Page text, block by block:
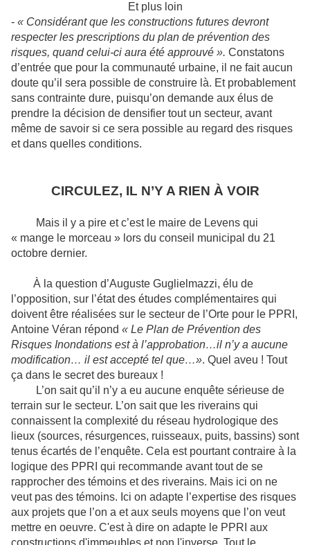
Et plus loin
- « Considérant que les constructions futures devront
respecter les prescriptions du plan de prévention des
risques, quand celui-ci aura été approuvé ». Constatons
d’entrée que pour la communauté urbaine, il ne fait aucun
doute qu’il sera possible de construire là. Et probablement
sans contrainte dure, puisqu’on demande aux élus de
prendre la décision de densifier tout un secteur, avant
même de savoir si ce sera possible au regard des risques
et dans quelles conditions.
CIRCULEZ, IL N’Y A RIEN À VOIR
Mais il y a pire et c’est le maire de Levens qui
« mange le morceau » lors du conseil municipal du 21
octobre dernier.
À la question d’Auguste Guglielmazzi, élu de
l’opposition, sur l’état des études complémentaires qui
doivent être réalisées sur le secteur de l’Orte pour le PPRI,
Antoine Véran répond « Le Plan de Prévention des
Risques Inondations est à l’approbation…il n’y a aucune
modification… il est accepté tel que…». Quel aveu ! Tout
ça dans le secret des bureaux !
L’on sait qu’il n’y a eu aucune enquête sérieuse de
terrain sur le secteur. L’on sait que les riverains qui
connaissent la complexité du réseau hydrologique des
lieux (sources, résurgences, ruisseaux, puits, bassins) sont
tenus écartés de l’enquête. Cela est pourtant contraire à la
logique des PPRI qui recommande avant tout de se
rapprocher des témoins et des riverains. Mais ici on ne
veut pas des témoins. Ici on adapte l’expertise des risques
aux projets que l’on a et aux seuls moyens que l’on veut
mettre en oeuvre. C'est à dire on adapte le PPRI aux
constructions d'immeubles et non l'inverse. Tout le